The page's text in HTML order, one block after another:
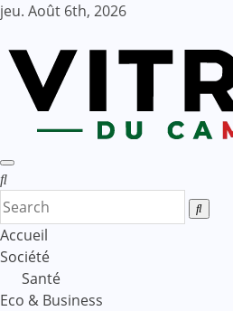
Skip
content
jeu. Août 6th, 2026
Accueil
Société
Santé
Eco & Business